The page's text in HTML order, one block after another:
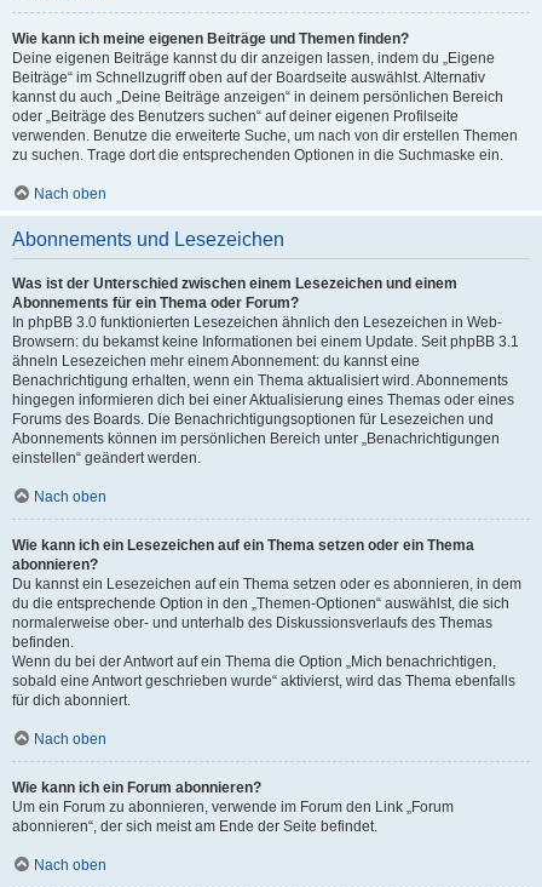
Wie kann ich meine eigenen Beiträge und Themen finden?
Deine eigenen Beiträge kannst du dir anzeigen lassen, indem du „Eigene
Beiträge“ im Schnellzugriff oben auf der Boardseite auswählst. Alternativ
kannst du auch „Deine Beiträge anzeigen“ in deinem persönlichen Bereich
oder „Beiträge des Benutzers suchen“ auf deiner eigenen Profilseite
verwenden. Benutze die erweiterte Suche, um nach von dir erstellen Themen
zu suchen. Trage dort die entsprechenden Optionen in die Suchmaske ein.
Nach oben
Abonnements und Lesezeichen
Was ist der Unterschied zwischen einem Lesezeichen und einem
Abonnements für ein Thema oder Forum?
In phpBB 3.0 funktionierten Lesezeichen ähnlich den Lesezeichen in Web-
Browsern: du bekamst keine Informationen bei einem Update. Seit phpBB 3.1
ähneln Lesezeichen mehr einem Abonnement: du kannst eine
Benachrichtigung erhalten, wenn ein Thema aktualisiert wird. Abonnements
hingegen informieren dich bei einer Aktualisierung eines Themas oder eines
Forums des Boards. Die Benachrichtigungsoptionen für Lesezeichen und
Abonnements können im persönlichen Bereich unter „Benachrichtigungen
einstellen“ geändert werden.
Nach oben
Wie kann ich ein Lesezeichen auf ein Thema setzen oder ein Thema
abonnieren?
Du kannst ein Lesezeichen auf ein Thema setzen oder es abonnieren, in dem
du die entsprechende Option in den „Themen-Optionen“ auswählst, die sich
normalerweise ober- und unterhalb des Diskussionsverlaufs des Themas
befinden.
Wenn du bei der Antwort auf ein Thema die Option „Mich benachrichtigen,
sobald eine Antwort geschrieben wurde“ aktivierst, wird das Thema ebenfalls
für dich abonniert.
Nach oben
Wie kann ich ein Forum abonnieren?
Um ein Forum zu abonnieren, verwende im Forum den Link „Forum
abonnieren“, der sich meist am Ende der Seite befindet.
Nach oben